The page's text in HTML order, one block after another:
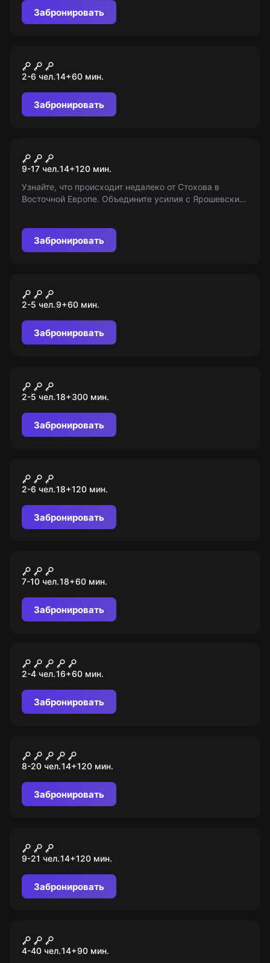
Забронировать
Властелин колец
2-6 чел.14+60 мин.
Забронировать
Поцелуй вампира
9-17 чел.14+120 мин.
Узнайте, что происходит недалеко от Стохова в
Восточной Европе. Объедините усилия с Ярошевским
будущее поместья. Попробуйте себя в игре «Мир
Квестов»!
Забронировать
Космос
2-5 чел.9+60 мин.
Забронировать
Dozor
2-5 чел.18+300 мин.
Забронировать
60 секунд
2-6 чел.18+120 мин.
Забронировать
Зимний детектив
7-10 чел.18+60 мин.
Забронировать
Темнота
2-4 чел.16+60 мин.
Забронировать
Зомби
8-20 чел.14+120 мин.
Забронировать
Серебряный век
9-21 чел.14+120 мин.
Забронировать
Шоу-игра "Недетские игры"
4-40 чел.14+90 мин.